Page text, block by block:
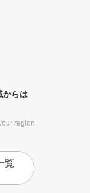
からは
region.
覧